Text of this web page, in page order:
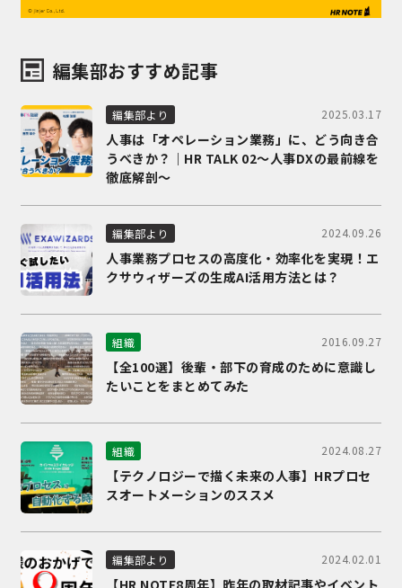
編集部おすすめ記事
編集部より 2025.03.17
人事は「オペレーション業務」に、どう向き合
うべきか？｜HR TALK 02～人事DXの最前線を
徹底解剖～
編集部より 2024.09.26
人事業務プロセスの高度化・効率化を実現！エ
クサウィザーズの生成AI活用方法とは？
組織 2016.09.27
【全100選】後輩・部下の育成のために意識し
たいことをまとめてみた
組織 2024.08.27
【テクノロジーで描く未来の人事】HRプロセ
スオートメーションのススメ
編集部より 2024.02.01
【HR NOTE8周年】昨年の取材記事やイベント